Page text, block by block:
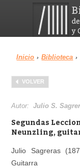
Menu
Biblioteca
Área personal
Inicio › Biblioteca ›
VOLVER
Autor:Julio S.
Segundas
Neunzling,
Julio Sagreras
Guitarra